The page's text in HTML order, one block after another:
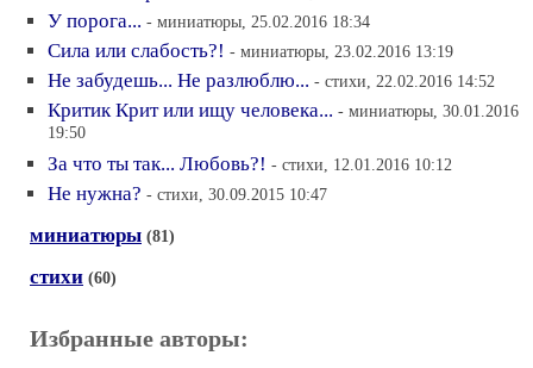
У порога... - миниатюры, 25.02.2016 18:34
Сила или слабость?! - миниатюры, 23.02.2016 13:19
Не забудешь... Не разлюблю... - стихи, 22.02.2016 14:52
Критик Крит или ищу человека... - миниатюры, 30.01.2016
19:50
За что ты так... Любовь?! - стихи, 12.01.2016 10:12
Не нужна? - стихи, 30.09.2015 10:47
миниатюры (81)
стихи (60)
Избранные авторы: